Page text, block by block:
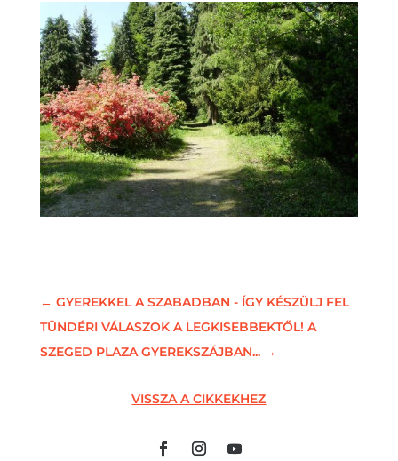
← GYEREKKEL A SZABADBAN - ÍGY KÉSZÜLJ FEL
TÜNDÉRI VÁLASZOK A LEGKISEBBEKTŐL! A
SZEGED PLAZA GYEREKSZÁJBAN...→
VISSZA A CIKKEKHEZ